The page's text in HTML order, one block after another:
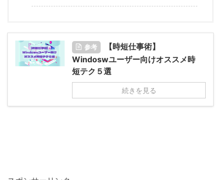
参考
【時短仕事術】
Windoswユーザー向けオススメ時
短テク５選
続きを見る